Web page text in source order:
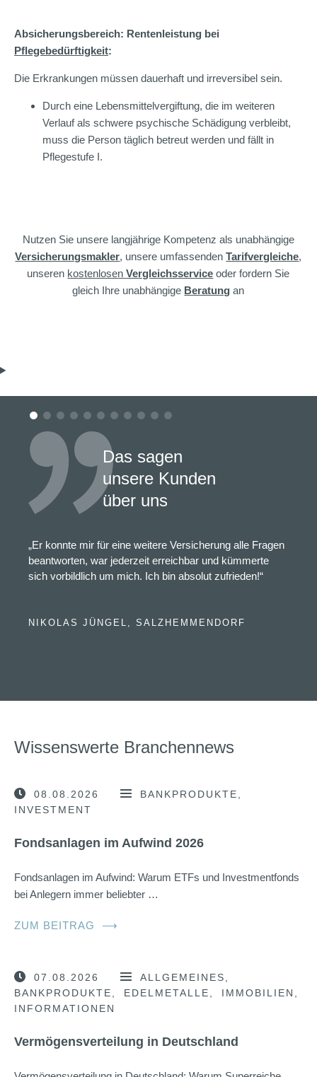
Absicherungsbereich: Rentenleistung bei
Pflegebedürftigkeit:
Die Erkrankungen müssen dauerhaft und irreversibel sein.
Durch eine Lebensmittelvergiftung, die im weiteren
Verlauf als schwere psychische Schädigung verbleibt,
muss die Person täglich betreut werden und fällt in
Pflegestufe I.
Nutzen Sie unsere langjährige Kompetenz als unabhängige
Versicherungsmakler, unsere umfassendenTarifvergleiche,
unseren kostenlosenVergleichsservice oder fordern Sie
gleich Ihre unabhängige Beratung an
Das sagen
unsere Kunden
über uns
„Er konnte mir für eine weitere Versicherung alle Fragen
beantworten, war jederzeit erreichbar und kümmerte
sich vorbildlich um mich. Ich bin absolut zufrieden!“
NIKOLAS JÜNGEL, SALZHEMMENDORF
Wissenswerte Branchennews
08.08.2026
BANKPRODUKTE
INVESTMENT
Fondsanlagen im Aufwind 2026
Fondsanlagen im Aufwind: Warum ETFs und Investmentfonds
bei Anlegern immer beliebter …
ZUM BEITRAG ⟶
07.08.2026
ALLGEMEINES
BANKPRODUKTE
EDELMETALLE
IMMOBILIEN
INFORMATIONEN
Vermögensverteilung in Deutschland